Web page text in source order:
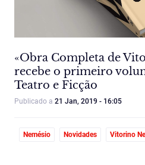
«Obra Completa de
recebe o primeiro
Teatro e Ficção
Publicado a 21 Jan, 2019 - 16:05
Nemésio Novidades Vitorino